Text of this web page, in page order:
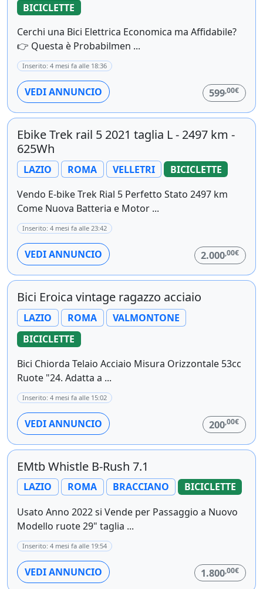
BICICLETTE
Cerchi una Bici Elettrica Economica ma Affidabile?
👉 Questa è Probabilmen ...
Inserito: 4 mesi fa alle 18:36
VEDI ANNUNCIO 599,00€
Ebike Trek rail 5 2021 taglia L - 2497 km -
625Wh
LAZIO ROMA VELLETRI
BICICLETTE
Vendo E-bike Trek Rial 5 Perfetto Stato 2497 km
Come Nuova Batteria e Motor ...
Inserito: 4 mesi fa alle 23:42
VEDI ANNUNCIO 2.000,00€
Bici Eroica vintage ragazzo acciaio
LAZIO ROMA
VALMONTONE
BICICLETTE
Bici Chiorda Telaio Acciaio Misura Orizzontale 53cc
Ruote "24. Adatta a ...
Inserito: 4 mesi fa alle 15:02
VEDI ANNUNCIO 200,00€
EMtb Whistle B-Rush 7.1
LAZIO ROMA BRACCIANO
BICICLETTE
Usato Anno 2022 si Vende per Passaggio a Nuovo
Modello ruote 29" taglia ...
Inserito: 4 mesi fa alle 19:54
VEDI ANNUNCIO 1.800,00€